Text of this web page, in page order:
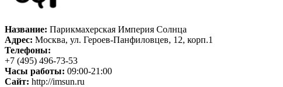
Название: Парикмахерская Империя Солнца
Адрес: Москва, ул. Героев-Панфиловцев, 12, корп.1
Телефоны:
+7 (495) 496-73-53
Часы работы: 09:00-21:00
Сайт: http://imsun.ru